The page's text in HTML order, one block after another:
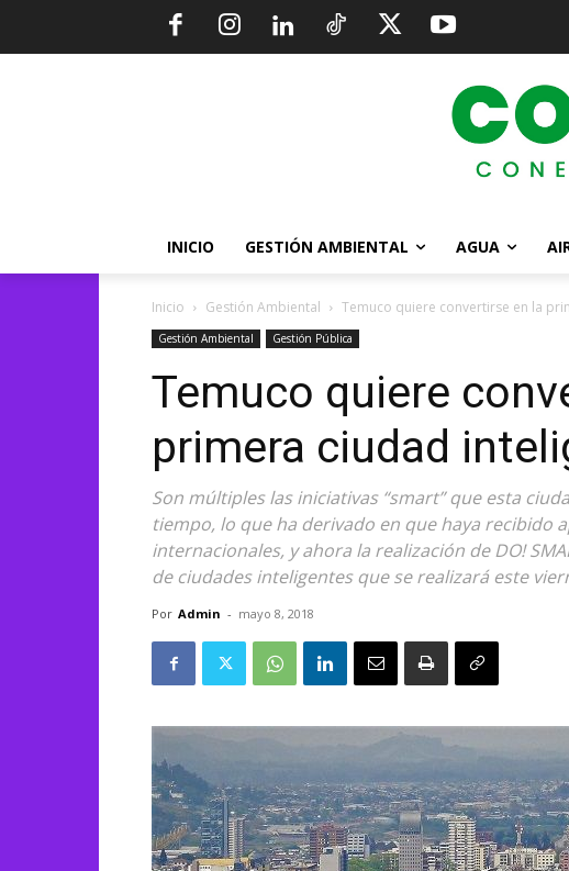
INICIO GESTIÓN AMBIENTAL AGUA
Inicio Gestión Ambiental Temuco quiere convertirse en la
Gestión Ambiental Gestión Pública
Temuco quiere
primera ciudad
Son múltiples las iniciativas “smart” que esta
tiempo, lo que ha derivado en que haya recibido
internacionales, y ahora la realización de DO!
de ciudades inteligentes que se realizará este
Por Admin - mayo 8, 2018